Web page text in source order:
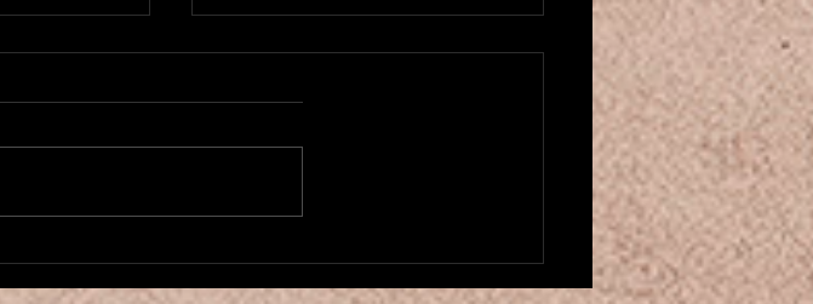
Nouvelle
おめでとう
ぞよろしく
さて、ジョ
Nouveau créneau pour cours de danse
orientale! ベリーダンスクラスが
こんにちは！もう2025年も残り
た！ 月曜の20時からと土曜の16
時半からです。 もしお時間があ